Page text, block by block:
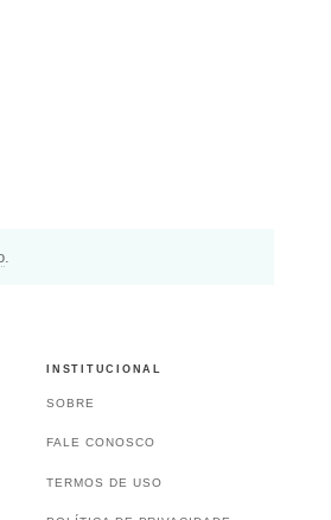
INSTITUCIONAL
SOBRE
FALE CONOSCO
TERMOS DE USO